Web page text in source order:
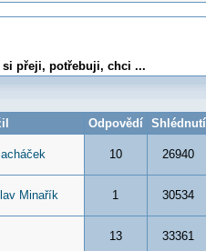
přeji, potřebuji, chci ...
Odpovědí Shlédnutí
10 26940
Minařík 1 30534
13 33361